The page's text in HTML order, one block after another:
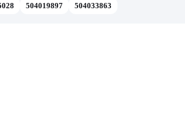
504019897 504033863